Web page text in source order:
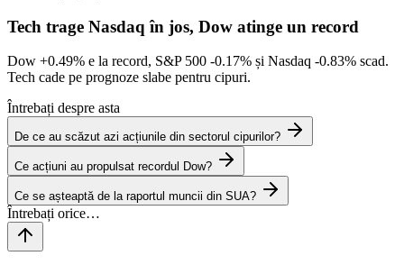
Tech trage Nasdaq în jos, Dow atinge un record
Dow +0.49% e la record, S&P 500 -0.17% și Nasdaq -0.83% scad.
Tech cade pe prognoze slabe pentru cipuri.
Întrebați despre asta
De ce au scăzut azi acțiunile din sectorul cipurilor?
Ce acțiuni au propulsat recordul Dow?
Ce se așteaptă de la raportul muncii din SUA?